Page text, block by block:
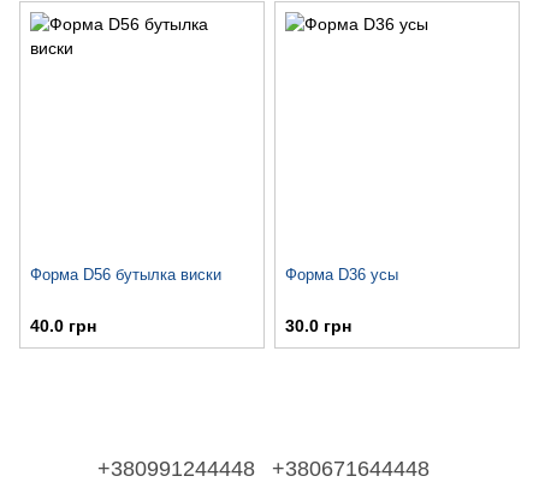
Форма D56 бутылка виски
40.0 грн
Форма D36 усы
30.0 грн
+380991244448 +380671644448